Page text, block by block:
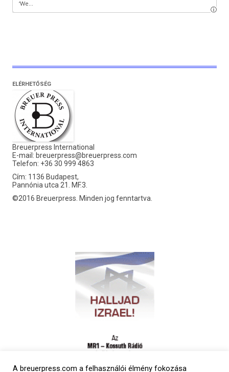
ELÉRHETŐSÉG
Breuerpress International
E-mail: breuerpress@breuerpress.com
Telefon: +36 30 999 4863
Cím: 1136 Budapest,
Pannónia utca 21. MF.3.
©2016 Breuerpress. Minden jog fenntartva.
A breuerpress.com a felhasználói élmény fokozása